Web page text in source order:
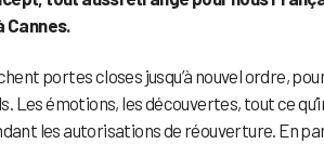
Cannes.
portes closes jusqu’à nouvel ordre,
Les émotions, les découvertes, tout ce
les autorisations de réouverture. En